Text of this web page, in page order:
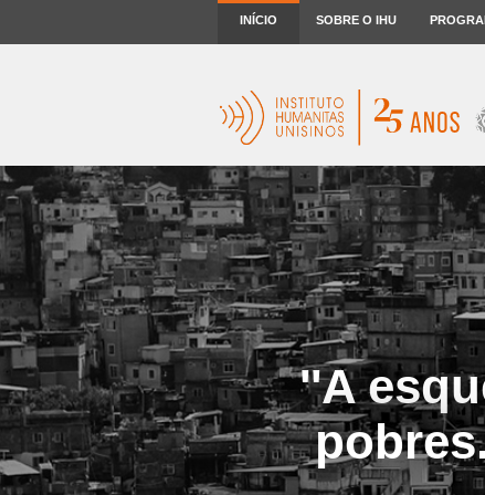
INÍCIO SOBRE O IHU
''A